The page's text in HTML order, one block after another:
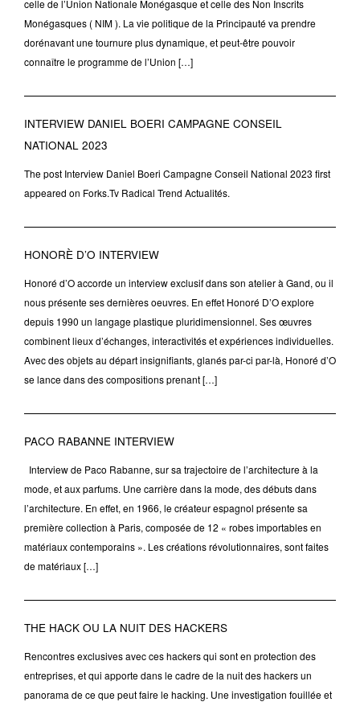
celle de l’Union Nationale Monégasque et celle des Non Inscrits
Monégasques ( NIM ). La vie politique de la Principauté va prendre
dorénavant une tournure plus dynamique, et peut-être pouvoir
connaître le programme de l’Union […]
INTERVIEW DANIEL BOERI CAMPAGNE CONSEIL
NATIONAL 2023
The post Interview Daniel Boeri Campagne Conseil National 2023 first
appeared on Forks.Tv Radical Trend Actualités.
HONORÈ D’O INTERVIEW
Honoré d’O accorde un interview exclusif dans son atelier à Gand, ou il
nous présente ses dernières oeuvres. En effet Honoré D’O explore
depuis 1990 un langage plastique pluridimensionnel. Ses œuvres
combinent lieux d’échanges, interactivités et expériences individuelles.
Avec des objets au départ insignifiants, glanés par-ci par-là, Honoré d’O
se lance dans des compositions prenant […]
PACO RABANNE INTERVIEW
Interview de Paco Rabanne, sur sa trajectoire de l’architecture à la
mode, et aux parfums. Une carrière dans la mode, des débuts dans
l’architecture. En effet, en 1966, le créateur espagnol présente sa
première collection à Paris, composée de 12 « robes importables en
matériaux contemporains ». Les créations révolutionnaires, sont faites
de matériaux […]
THE HACK OU LA NUIT DES HACKERS
Rencontres exclusives avec ces hackers qui sont en protection des
entreprises, et qui apporte dans le cadre de la nuit des hackers un
panorama de ce que peut faire le hacking. Une investigation fouillée et